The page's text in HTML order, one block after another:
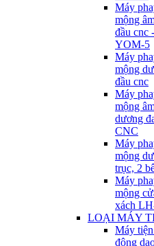
Máy
mộng
đầu cnc -
YOM-5
Máy
mộng
đầu cnc
Máy
mộng
dương
CNC
Máy
mộng
trục, 2
Máy
mộng
xách
LOẠI MÁY
Máy
động